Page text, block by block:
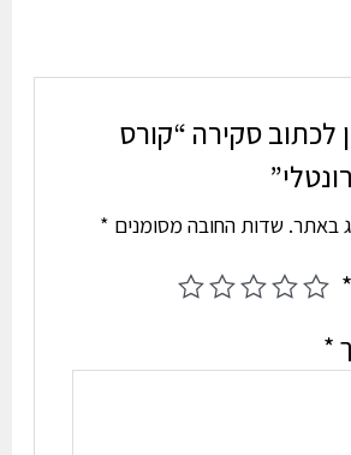
לכתוב סקירה “קורס
באתר.שדות החובה מסומנים*
*